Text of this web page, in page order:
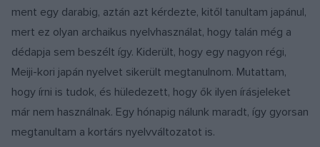
ment egy darabig, aztán azt kérdezte, kitől tanultam japánul,
mert ez olyan archaikus nyelvhasználat, hogy talán még a
dédapja sem beszélt így. Kiderült, hogy egy nagyon régi,
Meiji-kori japán nyelvet sikerült megtanulnom. Mutattam,
hogy írni is tudok, és hüledezett, hogy ők ilyen írásjeleket
már nem használnak. Egy hónapig nálunk maradt, így gyorsan
megtanultam a kortárs nyelvváltozatot is.